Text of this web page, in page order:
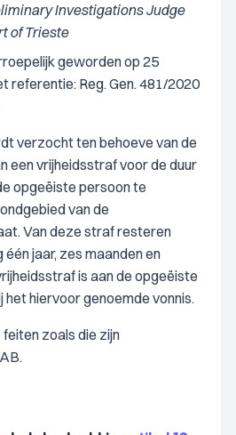
Investigations Judge
of Trieste
geworden op 25
referentie: Reg. Gen. 481/2020
verzocht ten behoeve van de
een vrijheidsstraf voor de duur
opgeëiste persoon te
van de
Van deze straf resteren
jaar, zes maanden en
is aan de opgeëiste
het hiervoor genoemde vonnis.
zoals die zijn